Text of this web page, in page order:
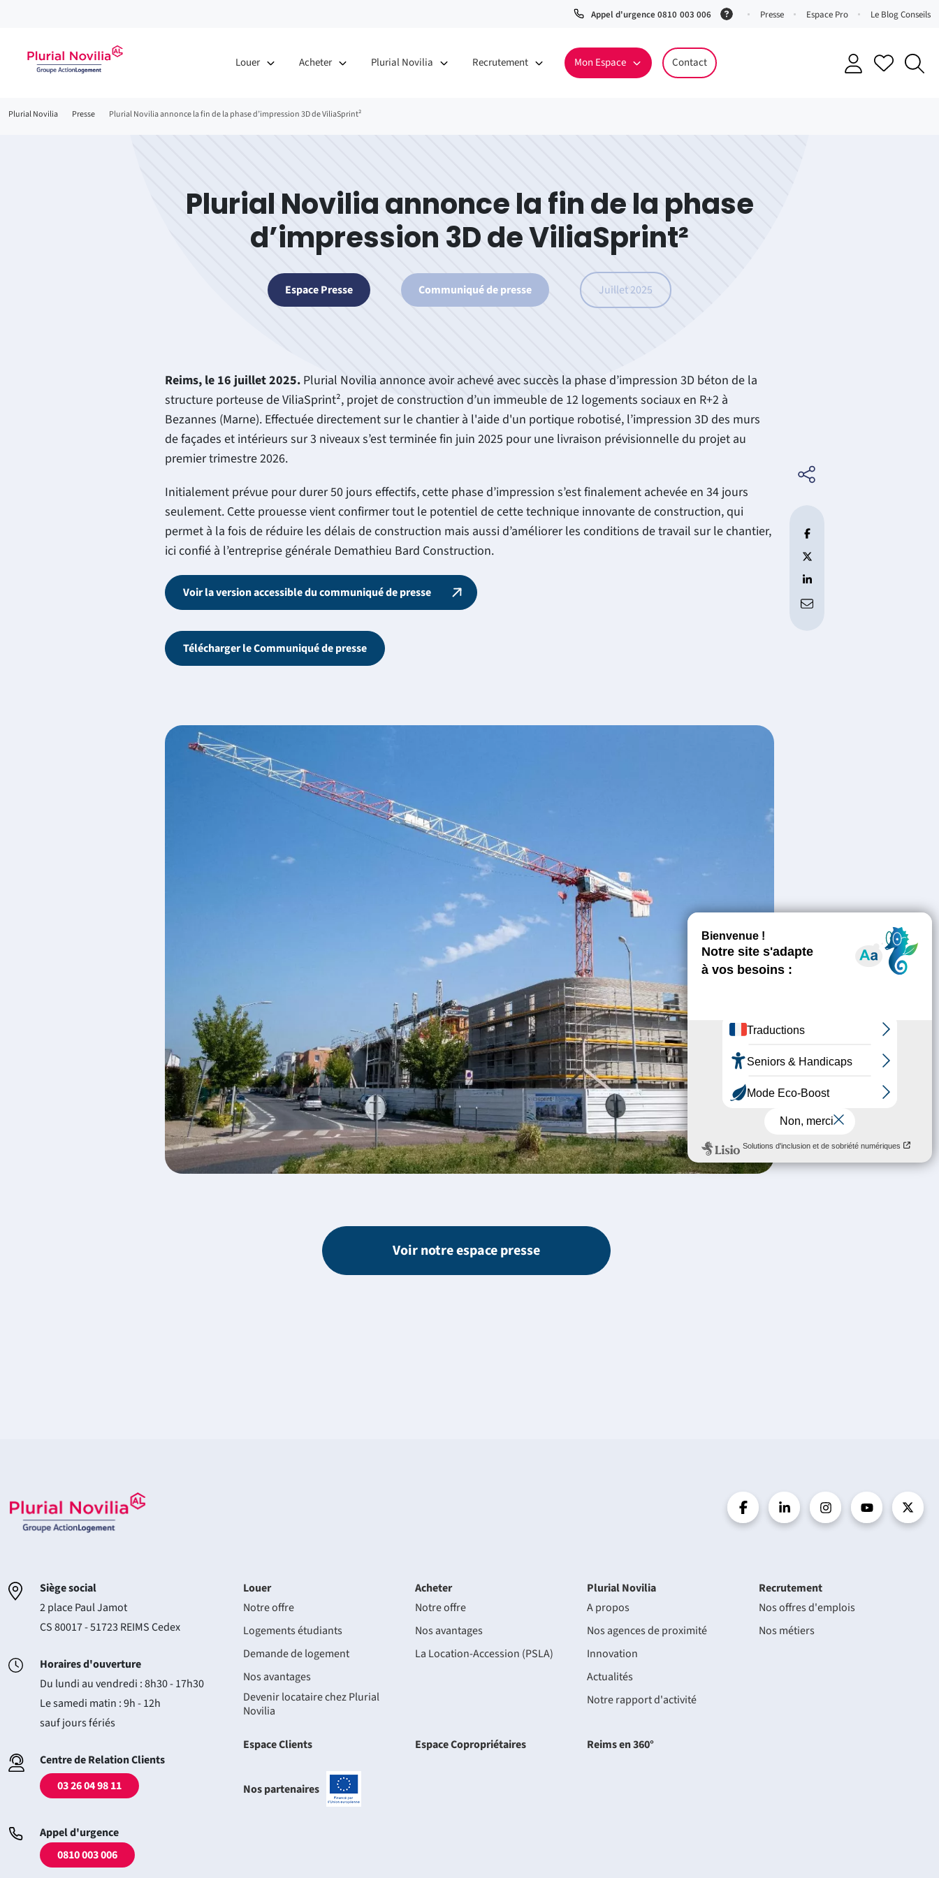
Appel d'urgence 0810 003 006
(ServicePresse Espace Pro Le Blog Conseils
Louer Acheter Plurial Novilia Recrutement Mon Espace Contact
Fil
Plurial Novilia Presse Plurial Novilia annonce la fin de la phase d’impression 3D de ViliaSprint²
Plurial Novilia annonce la fin de la phase
d’impression 3D de ViliaSprint²
Espace Presse Communiqué de presse Juillet 2025
Reims, le 16 juillet 2025. Plurial Novilia annonce avoir achevé avec succès la phase d’impression 3D béton de la
structure porteuse de ViliaSprint², projet de construction d’un immeuble de 12 logements sociaux en R+2 à
Bezannes (Marne). Effectuée directement sur le chantier à l'aide d'un portique robotisé, l’impression 3D des murs
de façades et intérieurs sur 3 niveaux s’est terminée fin juin 2025 pour une livraison prévisionnelle du projet au
premier trimestre 2026.
Initialement prévue pour durer 50 jours effectifs, cette phase d’impression s’est finalement achevée en 34 jours
seulement. Cette prouesse vient confirmer tout le potentiel de cette technique innovante de construction, qui
permet à la fois de réduire les délais de construction mais aussi d’améliorer les conditions de travail sur le chantier,
ici confié à l’entreprise générale Demathieu Bard Construction.
Voir la version accessible du communiqué de presse
Télécharger le Communiqué de presse
Voir notre espace presse
Siège social
2 place Paul Jamot
CS 80017 - 51723 REIMS Cedex
Horaires d'ouverture
Du lundi au vendredi : 8h30 - 17h30
Le samedi matin : 9h - 12h
sauf jours fériés
Centre de Relation Clients
03 26 04 98 11
Appel d'urgence
0810 003 006
Louer
Notre offre
Logements étudiants
Demande de logement
Nos avantages
Devenir locataire chez Plurial
Novilia
Acheter
Notre offre
Nos avantages
La Location-Accession (PSLA)
Plurial Novilia
A propos
Nos agences de proximité
Innovation
Actualités
Notre rapport d'activité
Recrutement
Nos offres d'emplois
Nos métiers
Espace Clients Espace Copropriétaires Reims en 360°
Nos partenaires
Projets